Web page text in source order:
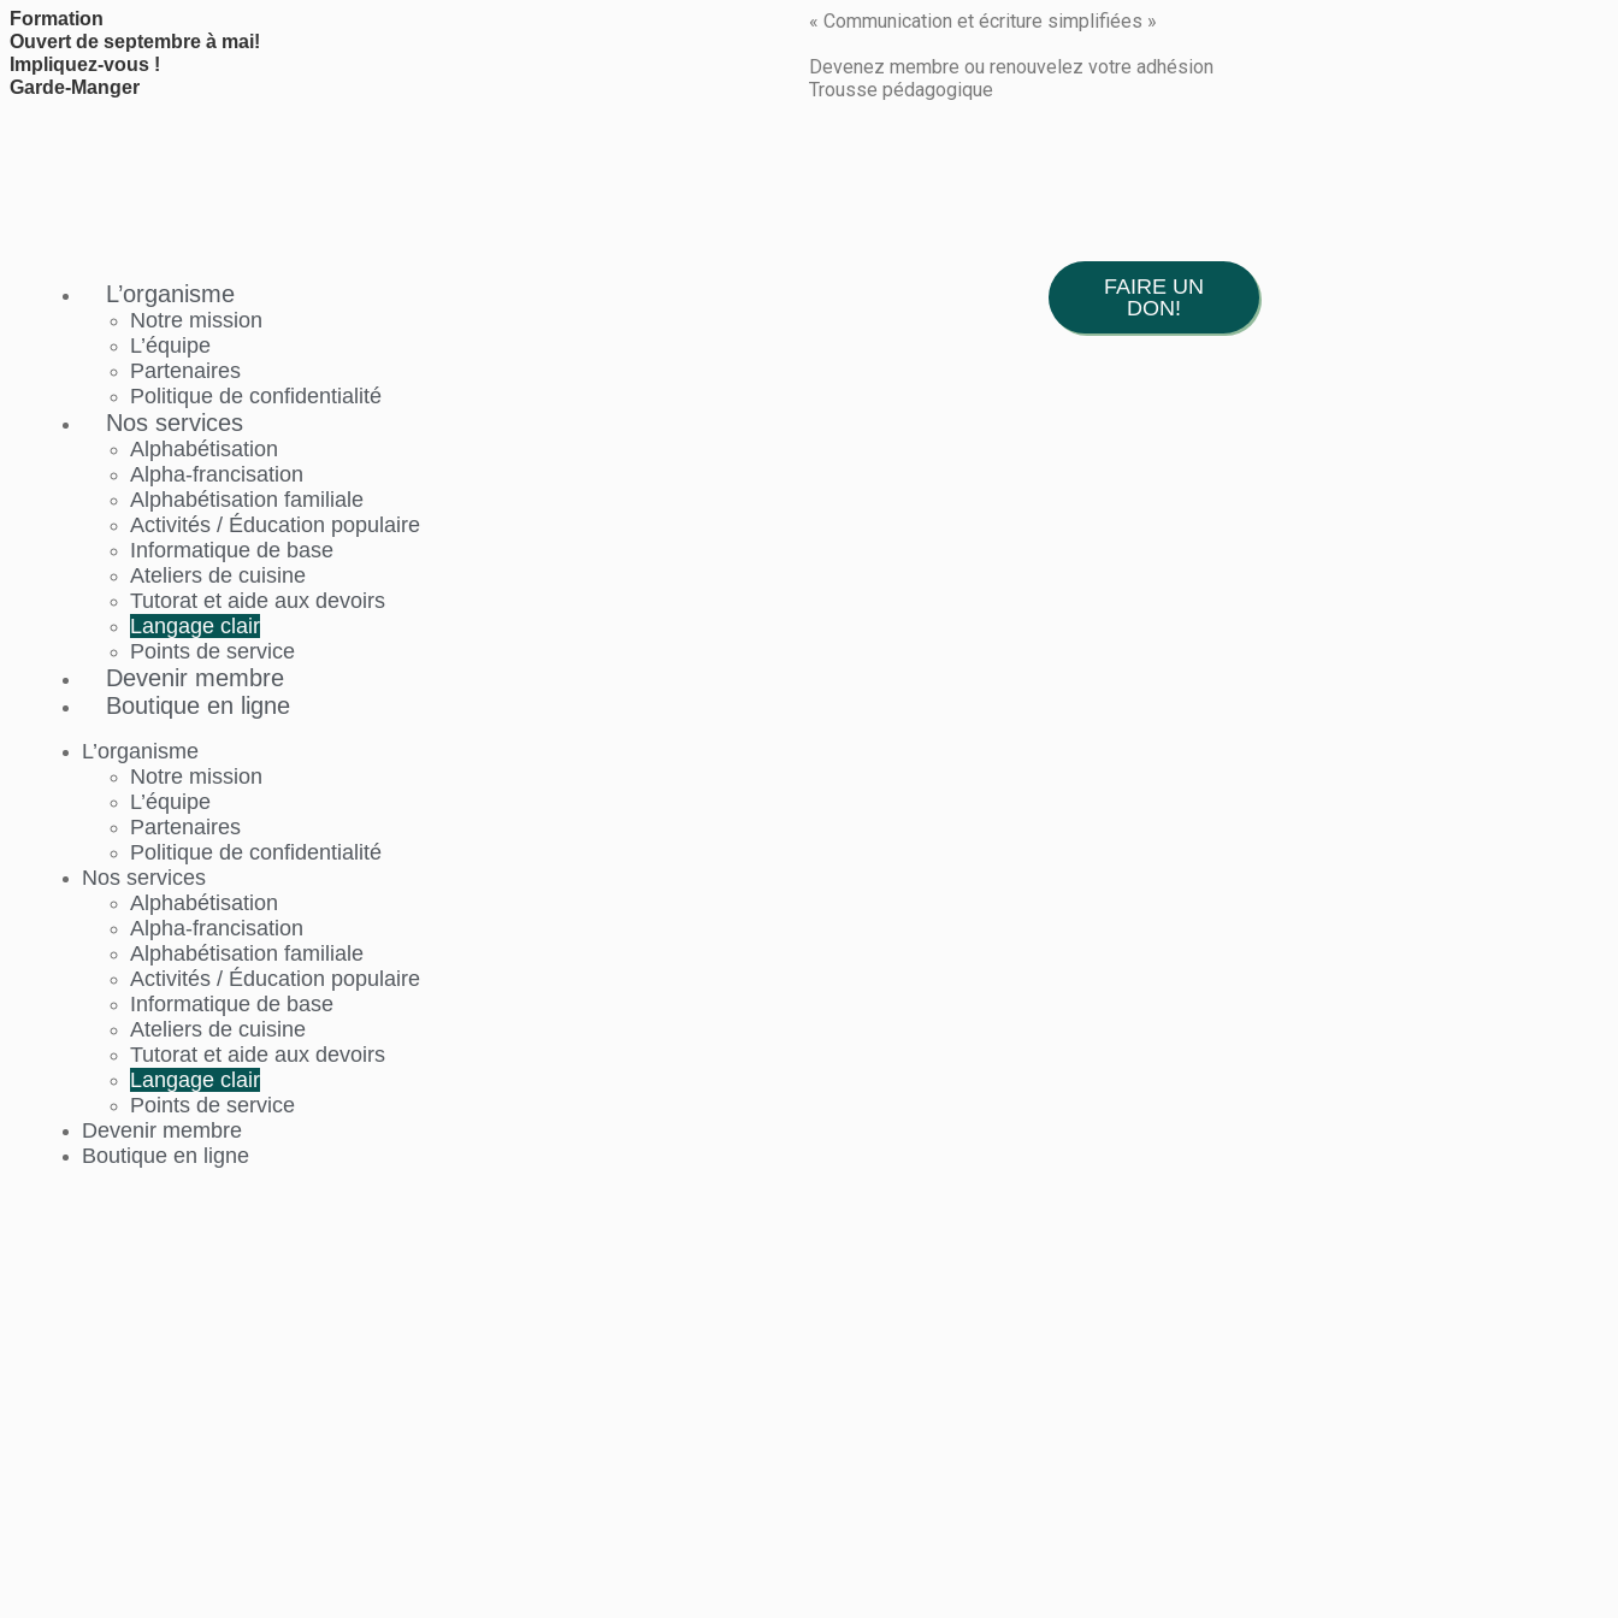
Formation « Communication et écriture simplifiées »
Ouvert de septembre à mai!
Impliquez-vous !
Devenez membre ou renouvelez votre adhésion
Garde-Manger Trousse pédagogique
L’organisme
Notre mission
L’équipe
Partenaires
Politique de confidentialité
Nos services
Alphabétisation
Alpha-francisation
Alphabétisation familiale
Activités / Éducation populaire
Informatique de base
Ateliers de cuisine
Tutorat et aide aux devoirs
Langage clair
Points de service
Devenir membre
Boutique en ligne
L’organisme
Notre mission
L’équipe
Partenaires
Politique de confidentialité
Nos services
Alphabétisation
Alpha-francisation
Alphabétisation familiale
Activités / Éducation populaire
Informatique de base
Ateliers de cuisine
Tutorat et aide aux devoirs
Langage clair
Points de service
Devenir membre
Boutique en ligne
FAIRE UN
DON!
Bienvenue!
savoir
Prénom
Courriel
S'inscrire